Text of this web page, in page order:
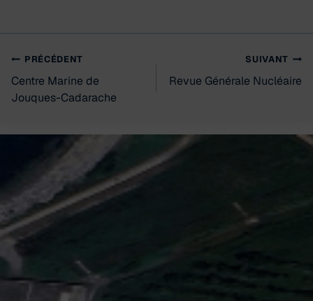
Navigation
de
l’article
PRÉCÉDENT
Centre Marine de
Jouques-Cadarache
SUIVANT
Revue Générale Nucléaire